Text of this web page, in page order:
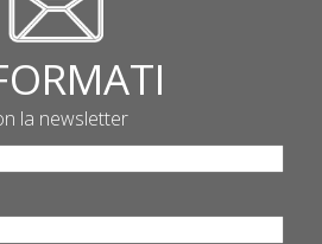
la newsletter